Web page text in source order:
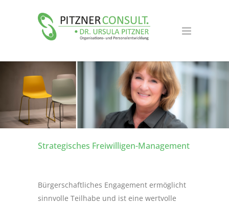
Strategisches Freiwilligen-Management
Bürgerschaftliches Engagement ermöglicht
sinnvolle Teilhabe und ist eine wertvolle